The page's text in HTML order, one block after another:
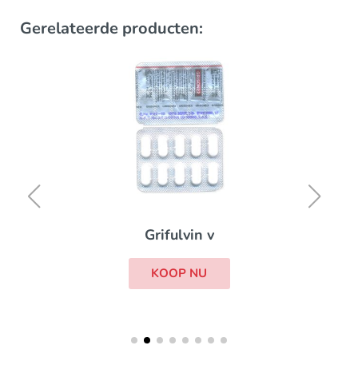
Gerelateerde producten:
Grifulvin v
KOOP NU